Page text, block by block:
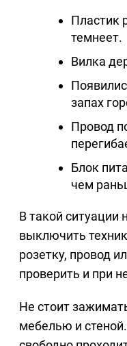
Пластик
темнеет.
Вилка
запах
Провод
Блок
чем
В такой ситуации
выключить
розетку, провод
проверить и при
Не стоит
мебелью и